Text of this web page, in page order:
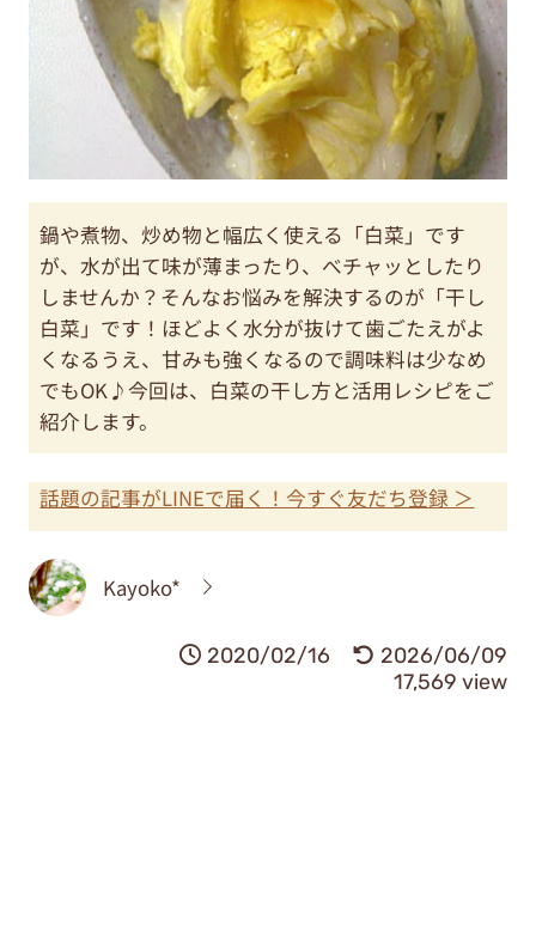
鍋や煮物、炒め物と幅広く使える「白菜」です
が、水が出て味が薄まったり、べチャッとしたり
しませんか？そんなお悩みを解決するのが「干し
白菜」です！ほどよく水分が抜けて歯ごたえがよ
くなるうえ、甘みも強くなるので調味料は少なめ
でもOK♪今回は、白菜の干し方と活用レシピをご
紹介します。
話題の記事がLINEで届く！今すぐ友だち登録 ＞
Kayoko*
2020/02/16
2026/06/09
17,569 view